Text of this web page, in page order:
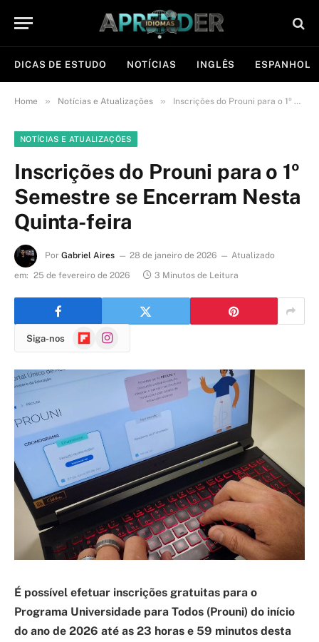
DICAS DE ESTUDO NOTÍCIAS INGLÊS ESPANHOL
Home » Notícias e Atualizações » Inscrições do Prouni para o 1º Semestre se Encerram Nesta Quinta-feira
NOTÍCIAS E ATUALIZAÇÕES
Inscrições do Prouni para o 1º
Semestre se Encerram Nesta
Quinta-feira
Por Gabriel Aires 28 de janeiro de 2026
Atualizado
em: 25 de fevereiro de 2026 3 Minutos de Leitura
Siga-nos FlipboardInstagram
É possível efetuar inscrições gratuitas para o
Programa Universidade para Todos (Prouni) do início
do ano de 2026 até as 23 horas e 59 minutos desta